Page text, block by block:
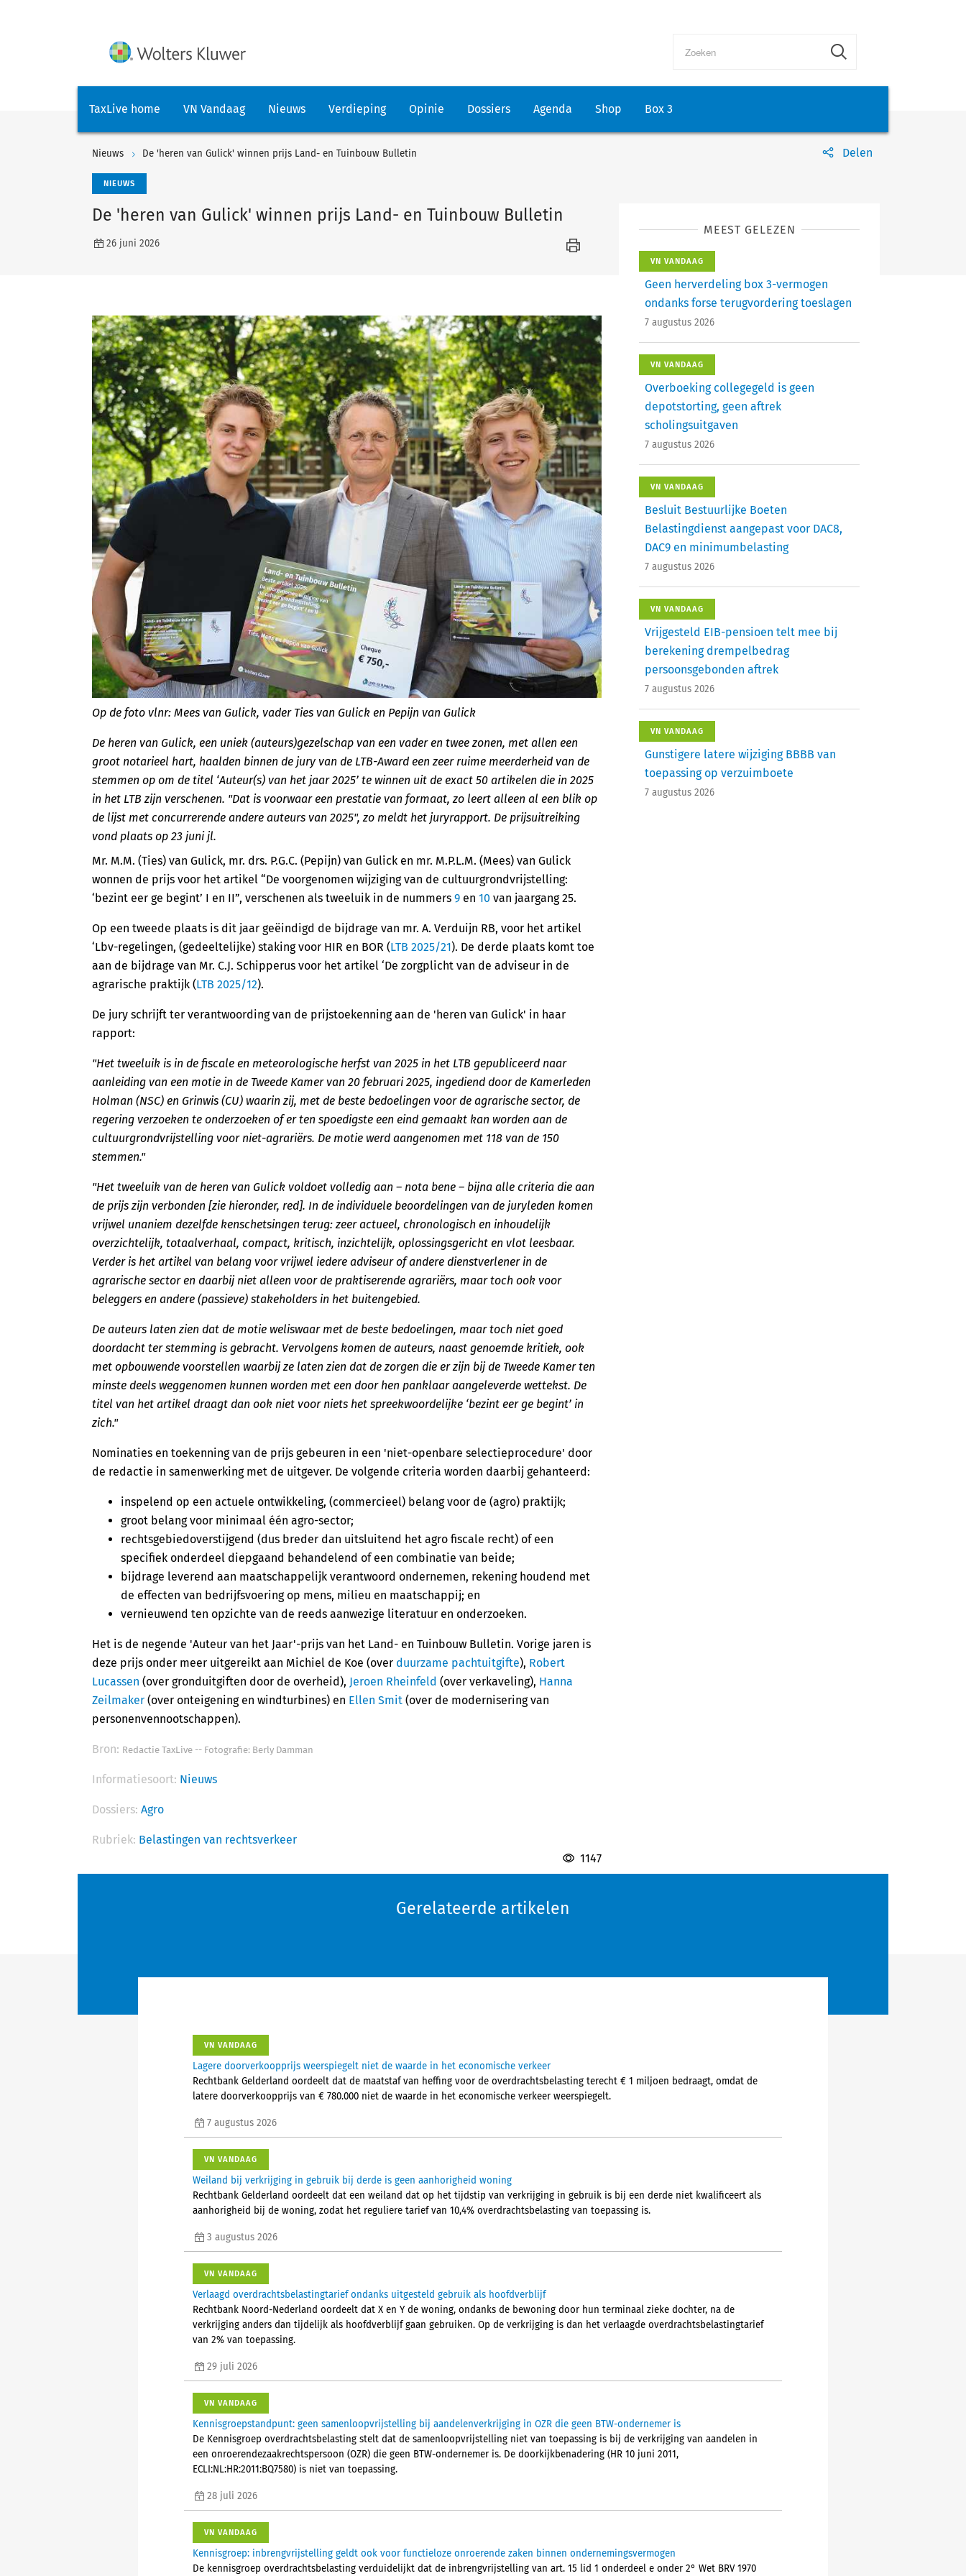
TaxLive home VN Vandaag Nieuws Verdieping Opinie Dossiers Agenda Shop Box 3
Nieuws De 'heren van Gulick' winnen prijs Land- en Tuinbouw Bulletin Delen
NIEUWS
De 'heren van Gulick' winnen prijs Land- en Tuinbouw Bulletin
26 juni 2026
Op de foto vlnr: Mees van Gulick, vader Ties van Gulick en Pepijn van Gulick
De heren van Gulick, een uniek (auteurs)gezelschap van een vader en twee zonen, met allen een
groot notarieel hart, haalden binnen de jury van de LTB-Award een zeer ruime meerderheid van de
stemmen op om de titel ‘Auteur(s) van het jaar 2025’ te winnen uit de exact 50 artikelen die in 2025
in het LTB zijn verschenen. "Dat is voorwaar een prestatie van formaat, zo leert alleen al een blik op
de lijst met concurrerende andere auteurs van 2025", zo meldt het juryrapport. De prijsuitreiking
vond plaats op 23 juni jl.
Mr. M.M. (Ties) van Gulick, mr. drs. P.G.C. (Pepijn) van Gulick en mr. M.P.L.M. (Mees) van Gulick
wonnen de prijs voor het artikel “De voorgenomen wijziging van de cultuurgrondvrijstelling:
‘bezint eer ge begint’ I en II”, verschenen als tweeluik in de nummers 9 en 10 van jaargang 25.
Op een tweede plaats is dit jaar geëindigd de bijdrage van mr. A. Verduijn RB, voor het artikel
‘Lbv-regelingen, (gedeeltelijke) staking voor HIR en BOR (LTB 2025/21). De derde plaats komt toe
aan de bijdrage van Mr. C.J. Schipperus voor het artikel ‘De zorgplicht van de adviseur in de
agrarische praktijk (LTB 2025/12).
De jury schrijft ter verantwoording van de prijstoekenning aan de 'heren van Gulick' in haar
rapport:
"Het tweeluik is in de fiscale en meteorologische herfst van 2025 in het LTB gepubliceerd naar
aanleiding van een motie in de Tweede Kamer van 20 februari 2025, ingediend door de Kamerleden
Holman (NSC) en Grinwis (CU) waarin zij, met de beste bedoelingen voor de agrarische sector, de
regering verzoeken te onderzoeken of er ten spoedigste een eind gemaakt kan worden aan de
cultuurgrondvrijstelling voor niet-agrariërs. De motie werd aangenomen met 118 van de 150
stemmen."
"Het tweeluik van de heren van Gulick voldoet volledig aan – nota bene – bijna alle criteria die aan
de prijs zijn verbonden [zie hieronder, red]. In de individuele beoordelingen van de juryleden komen
vrijwel unaniem dezelfde kenschetsingen terug: zeer actueel, chronologisch en inhoudelijk
overzichtelijk, totaalverhaal, compact, kritisch, inzichtelijk, oplossingsgericht en vlot leesbaar.
Verder is het artikel van belang voor vrijwel iedere adviseur of andere dienstverlener in de
agrarische sector en daarbij niet alleen voor de praktiserende agrariërs, maar toch ook voor
beleggers en andere (passieve) stakeholders in het buitengebied.
De auteurs laten zien dat de motie weliswaar met de beste bedoelingen, maar toch niet goed
doordacht ter stemming is gebracht. Vervolgens komen de auteurs, naast genoemde kritiek, ook
met opbouwende voorstellen waarbij ze laten zien dat de zorgen die er zijn bij de Tweede Kamer ten
minste deels weggenomen kunnen worden met een door hen panklaar aangeleverde wettekst. De
titel van het artikel draagt dan ook niet voor niets het spreekwoordelijke ‘bezint eer ge begint’ in
zich."
Nominaties en toekenning van de prijs gebeuren in een 'niet-openbare selectieprocedure' door
de redactie in samenwerking met de uitgever. De volgende criteria worden daarbij gehanteerd:
inspelend op een actuele ontwikkeling, (commercieel) belang voor de (agro) praktijk;
groot belang voor minimaal één agro-sector;
rechtsgebiedoverstijgend (dus breder dan uitsluitend het agro fiscale recht) of een
specifiek onderdeel diepgaand behandelend of een combinatie van beide;
bijdrage leverend aan maatschappelijk verantwoord ondernemen, rekening houdend met
de effecten van bedrijfsvoering op mens, milieu en maatschappij; en
vernieuwend ten opzichte van de reeds aanwezige literatuur en onderzoeken.
Het is de negende 'Auteur van het Jaar'-prijs van het Land- en Tuinbouw Bulletin. Vorige jaren is
deze prijs onder meer uitgereikt aan Michiel de Koe (over duurzame pachtuitgifte), Robert
Lucassen (over gronduitgiften door de overheid), Jeroen Rheinfeld (over verkaveling), Hanna
Zeilmaker (over onteigening en windturbines) en Ellen Smit (over de modernisering van
personenvennootschappen).
Bron: Redactie TaxLive -- Fotografie: Berly Damman
Informatiesoort: Nieuws
Dossiers: Agro
Rubriek: Belastingen van rechtsverkeer
1147
MEEST GELEZEN
VN VANDAAG
Geen herverdeling box 3-vermogen
ondanks forse terugvordering toeslagen
7 augustus 2026
VN VANDAAG
Overboeking collegegeld is geen
depotstorting, geen aftrek
scholingsuitgaven
7 augustus 2026
VN VANDAAG
Besluit Bestuurlijke Boeten
Belastingdienst aangepast voor DAC8,
DAC9 en minimumbelasting
7 augustus 2026
VN VANDAAG
Vrijgesteld EIB-pensioen telt mee bij
berekening drempelbedrag
persoonsgebonden aftrek
7 augustus 2026
VN VANDAAG
Gunstigere latere wijziging BBBB van
toepassing op verzuimboete
7 augustus 2026
Gerelateerde artikelen
VN VANDAAG
Lagere doorverkoopprijs weerspiegelt niet de waarde in het economische verkeer
Rechtbank Gelderland oordeelt dat de maatstaf van heffing voor de overdrachtsbelasting terecht € 1 miljoen bedraagt, omdat de
latere doorverkoopprijs van € 780.000 niet de waarde in het economische verkeer weerspiegelt.
7 augustus 2026
VN VANDAAG
Weiland bij verkrijging in gebruik bij derde is geen aanhorigheid woning
Rechtbank Gelderland oordeelt dat een weiland dat op het tijdstip van verkrijging in gebruik is bij een derde niet kwalificeert als
aanhorigheid bij de woning, zodat het reguliere tarief van 10,4% overdrachtsbelasting van toepassing is.
3 augustus 2026
VN VANDAAG
Verlaagd overdrachtsbelastingtarief ondanks uitgesteld gebruik als hoofdverblijf
Rechtbank Noord-Nederland oordeelt dat X en Y de woning, ondanks de bewoning door hun terminaal zieke dochter, na de
verkrijging anders dan tijdelijk als hoofdverblijf gaan gebruiken. Op de verkrijging is dan het verlaagde overdrachtsbelastingtarief
van 2% van toepassing.
29 juli 2026
VN VANDAAG
Kennisgroepstandpunt: geen samenloopvrijstelling bij aandelenverkrijging in OZR die geen BTW-ondernemer is
De Kennisgroep overdrachtsbelasting stelt dat de samenloopvrijstelling niet van toepassing is bij de verkrijging van aandelen in
een onroerendezaakrechtspersoon (OZR) die geen BTW-ondernemer is. De doorkijkbenadering (HR 10 juni 2011,
ECLI:NL:HR:2011:BQ7580) is niet van toepassing.
28 juli 2026
VN VANDAAG
Kennisgroep: inbrengvrijstelling geldt ook voor functieloze onroerende zaken binnen ondernemingsvermogen
De kennisgroep overdrachtsbelasting verduidelijkt dat de inbrengvrijstelling van art. 15 lid 1 onderdeel e onder 2° Wet BRV 1970